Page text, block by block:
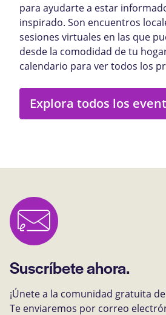
para ayudarte a estar
inspirado. Son encuentros
sesiones virtuales en las que
desde la comodidad de tu
calendario para ver todos los
Explora todos los
Suscríbete ahora.
¡Únete a la comunidad gratuita
Te enviaremos por correo